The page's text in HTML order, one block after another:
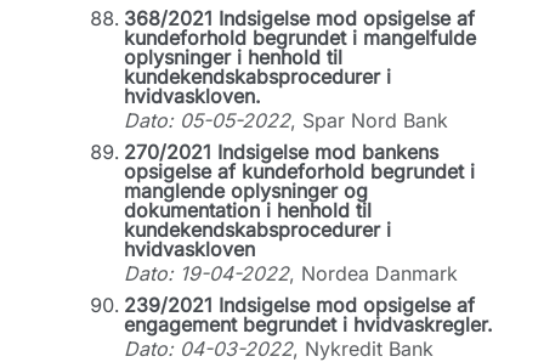
368/2021 Indsigelse mod opsigelse af
kundeforhold begrundet i mangelfulde
oplysninger i henhold til
kundekendskabsprocedurer i
hvidvaskloven.
Dato: 05-05-2022, Spar Nord Bank
270/2021 Indsigelse mod bankens
opsigelse af kundeforhold begrundet i
manglende oplysninger og
dokumentation i henhold til
kundekendskabsprocedurer i
hvidvaskloven
Dato: 19-04-2022, Nordea Danmark
239/2021 Indsigelse mod opsigelse af
engagement begrundet i hvidvaskregler.
Dato: 04-03-2022, Nykredit Bank